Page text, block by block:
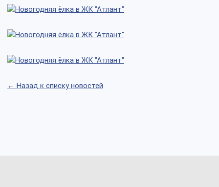
← Назад к списку новостей